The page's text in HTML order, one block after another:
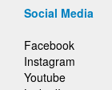
Social Media
Facebook
Instagram
Youtube